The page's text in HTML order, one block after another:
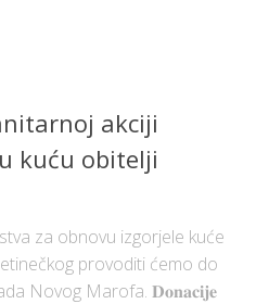
akciji
kuću obitelji
za obnovu izgorjele kuće
provoditi ćemo do
Novog Marofa. 𝐃𝐨𝐧𝐚𝐜𝐢𝐣𝐞